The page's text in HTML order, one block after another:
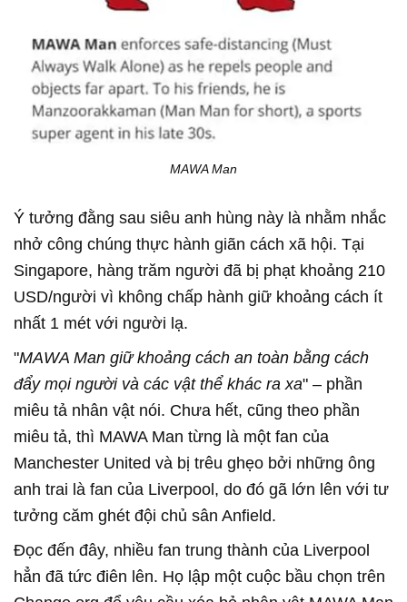
MAWA Man
Ý tưởng đằng sau siêu anh hùng này là nhằm nhắc
nhở công chúng thực hành giãn cách xã hội. Tại
Singapore, hàng trăm người đã bị phạt khoảng 210
USD/người vì không chấp hành giữ khoảng cách ít
nhất 1 mét với người lạ.
"MAWA Man giữ khoảng cách an toàn bằng cách
đẩy mọi người và các vật thể khác ra xa" – phần
miêu tả nhân vật nói. Chưa hết, cũng theo phần
miêu tả, thì MAWA Man từng là một fan của
Manchester United và bị trêu ghẹo bởi những ông
anh trai là fan của Liverpool, do đó gã lớn lên với tư
tưởng căm ghét đội chủ sân Anfield.
Đọc đến đây, nhiều fan trung thành của Liverpool
hẳn đã tức điên lên. Họ lập một cuộc bầu chọn trên